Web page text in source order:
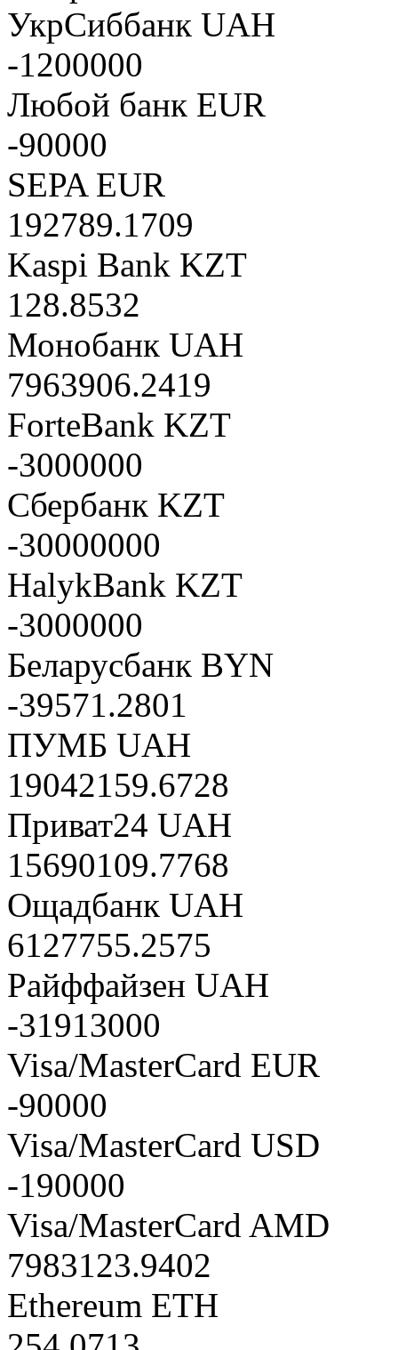
УкрСиббанк UAH
-1200000
Любой банк EUR
-90000
SEPA EUR
192789.1709
Kaspi Bank KZT
128.8532
Монобанк UAH
7963906.2419
ForteBank KZT
-3000000
Сбербанк KZT
-30000000
HalykBank KZT
-3000000
Беларусбанк BYN
-39571.2801
ПУМБ UAH
19042159.6728
Приват24 UAH
15690109.7768
Ощадбанк UAH
6127755.2575
Райффайзен UAH
-31913000
Visa/MasterCard EUR
-90000
Visa/MasterCard USD
-190000
Visa/MasterCard AMD
7983123.9402
Ethereum ETH